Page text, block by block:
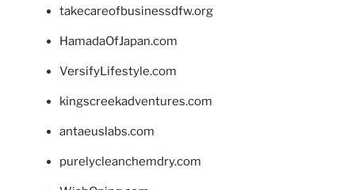
takecareofbusinessdfw.org
HamadaOfJapan.com
VersifyLifestyle.com
kingscreekadventures.com
antaeuslabs.com
purelycleanchemdry.com